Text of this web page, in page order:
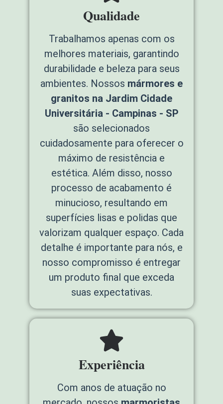
Qualidade
Trabalhamos apenas com os
melhores materiais, garantindo
durabilidade e beleza para seus
ambientes. Nossos mármores e
granitos na Jardim Cidade
Universitária - Campinas - SP
são selecionados
cuidadosamente para oferecer o
máximo de resistência e
estética. Além disso, nosso
processo de acabamento é
minucioso, resultando em
superfícies lisas e polidas que
valorizam qualquer espaço. Cada
detalhe é importante para nós, e
nosso compromisso é entregar
um produto final que exceda
suas expectativas.
Experiência
Com anos de atuação no